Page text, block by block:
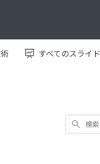
すべてのスライド
検索